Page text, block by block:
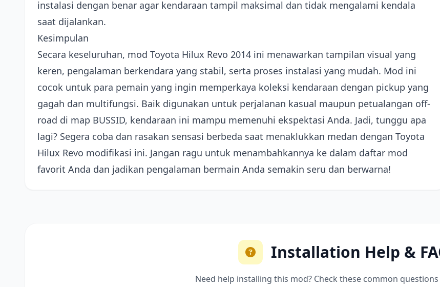
instalasi dengan benar agar kendaraan tampil maksimal dan tidak mengalami kendala
saat dijalankan.
Kesimpulan
Secara keseluruhan, mod Toyota Hilux Revo 2014 ini menawarkan tampilan visual yang
keren, pengalaman berkendara yang stabil, serta proses instalasi yang mudah. Mod ini
cocok untuk para pemain yang ingin memperkaya koleksi kendaraan dengan pickup yang
gagah dan multifungsi. Baik digunakan untuk perjalanan kasual maupun petualangan off-
road di map BUSSID, kendaraan ini mampu memenuhi ekspektasi Anda. Jadi, tunggu apa
lagi? Segera coba dan rasakan sensasi berbeda saat menaklukkan medan dengan Toyota
Hilux Revo modifikasi ini. Jangan ragu untuk menambahkannya ke dalam daftar mod
favorit Anda dan jadikan pengalaman bermain Anda semakin seru dan berwarna!
Installation Help &
Need help installing this mod? Check these common